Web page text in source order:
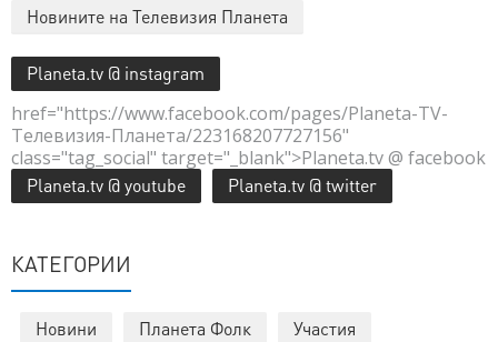
Новините на Телевизия Планета
Planeta.tv @ instagram
href="https://www.facebook.com/pages/Planeta-TV-
Телевизия-Планета/223168207727156"
class="tag_social" target="_blank">Planeta.tv @ facebook
Planeta.tv @ youtube Planeta.tv @ twitter
КАТЕГОРИИ
Новини Планета Фолк
Участия